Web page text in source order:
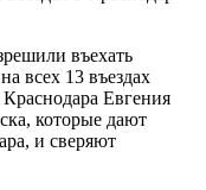
въехать
всех 13 въездах
Евгения
которые дают
и сверяют